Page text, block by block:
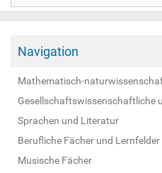
Navigation
Mathematisch-
Gesellschaftswissenschaftliche
Sprachen und Literatur
Berufliche Fächer und Lernfelder
Musische Fächer